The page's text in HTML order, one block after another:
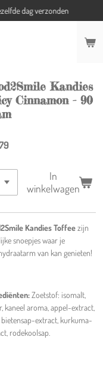
dag verzonden
Kandies
Cinnamon - 90
In
winkelwagen
Kandies Toffeezijn
snoepjes waar je
van kan genieten!
Zoetstof: isomalt,
kaneel aroma, appel-extract,
extract, kurkuma-
rodekoolsap.